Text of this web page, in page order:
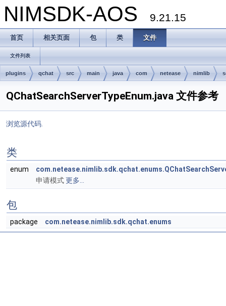
NIMSDK-AOS 9.21.15
首页 相关页面 包 类 文件
文件列表
plugins qchat src main java com netease nimlib
QChatSearchServerTypeEnum.java 文件参考
浏览源代码.
类
enum
申请模式更多...
包
package com.netease.nimlib.sdk.qchat.enums